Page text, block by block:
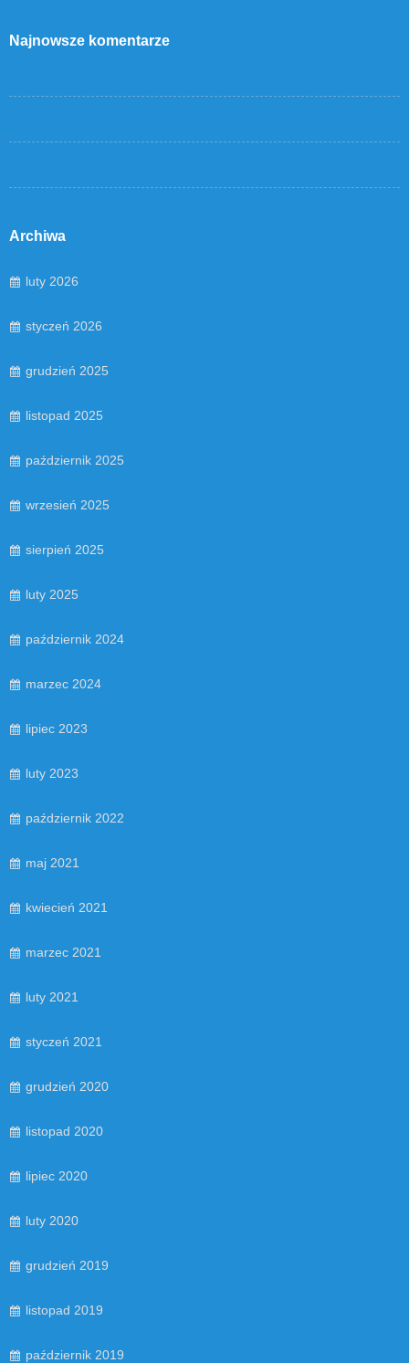
Najnowsze komentarze
Archiwa
luty 2026
styczeń 2026
grudzień 2025
listopad 2025
październik 2025
wrzesień 2025
sierpień 2025
luty 2025
październik 2024
marzec 2024
lipiec 2023
luty 2023
październik 2022
maj 2021
kwiecień 2021
marzec 2021
luty 2021
styczeń 2021
grudzień 2020
listopad 2020
lipiec 2020
luty 2020
grudzień 2019
listopad 2019
październik 2019